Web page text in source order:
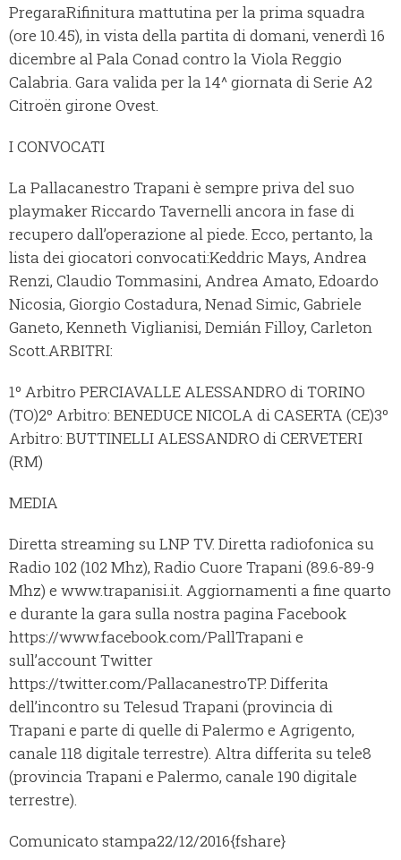
PregaraRifinitura mattutina per la prima squadra
(ore 10.45), in vista della partita di domani, venerdì 16
dicembre al Pala Conad contro la Viola Reggio
Calabria. Gara valida per la 14^ giornata di Serie A2
Citroën girone Ovest.
I CONVOCATI
La Pallacanestro Trapani è sempre priva del suo
playmaker Riccardo Tavernelli ancora in fase di
recupero dall’operazione al piede. Ecco, pertanto, la
lista dei giocatori convocati:Keddric Mays, Andrea
Renzi, Claudio Tommasini, Andrea Amato, Edoardo
Nicosia, Giorgio Costadura, Nenad Simic, Gabriele
Ganeto, Kenneth Viglianisi, Demián Filloy, Carleton
Scott.ARBITRI:
1º Arbitro PERCIAVALLE ALESSANDRO di TORINO
(TO)2º Arbitro: BENEDUCE NICOLA di CASERTA (CE)3º
Arbitro: BUTTINELLI ALESSANDRO di CERVETERI
(RM)
MEDIA
Diretta streaming su LNP TV. Diretta radiofonica su
Radio 102 (102 Mhz), Radio Cuore Trapani (89.6-89-9
Mhz) e www.trapanisi.it. Aggiornamenti a fine quarto
e durante la gara sulla nostra pagina Facebook
https://www.facebook.com/PallTrapani e
sull’account Twitter
https://twitter.com/PallacanestroTP. Differita
dell’incontro su Telesud Trapani (provincia di
Trapani e parte di quelle di Palermo e Agrigento,
canale 118 digitale terrestre). Altra differita su tele8
(provincia Trapani e Palermo, canale 190 digitale
terrestre).
Comunicato stampa22/12/2016{fshare}